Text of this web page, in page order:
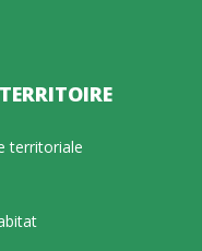
territoriale